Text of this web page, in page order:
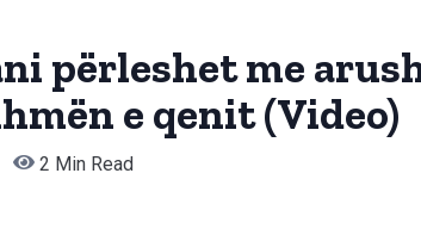
përleshet me
e qenit (Video)
2 Min Read